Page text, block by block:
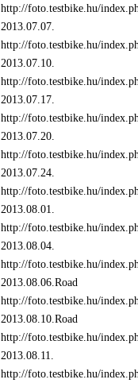
http://foto.testbike.hu/
2013.07.07.
http://foto.testbike.hu/
2013.07.10.
http://foto.testbike.hu/
2013.07.17.
http://foto.testbike.hu/
2013.07.20.
http://foto.testbike.hu/
2013.07.24.
http://foto.testbike.hu/
2013.08.01.
http://foto.testbike.hu/
2013.08.04.
http://foto.testbike.hu/
2013.08.06.Road
http://foto.testbike.hu/
2013.08.10.Road
http://foto.testbike.hu/
2013.08.11.
http://foto.testbike.hu/